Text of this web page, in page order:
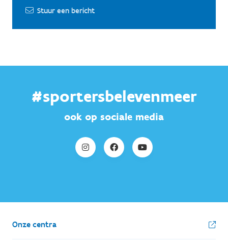
Stuur een bericht
#sportersbelevenmeer
ook op sociale media
Onze centra